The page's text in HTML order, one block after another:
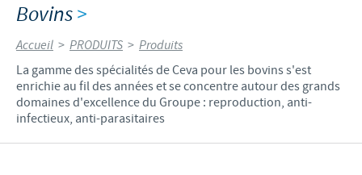
Bovins>
Accueil > PRODUITS > Produits
La gamme des spécialités de Ceva pour les bovins s'est
enrichie au fil des années et se concentre autour des grands
domaines d'excellence du Groupe : reproduction, anti-
infectieux, anti-parasitaires